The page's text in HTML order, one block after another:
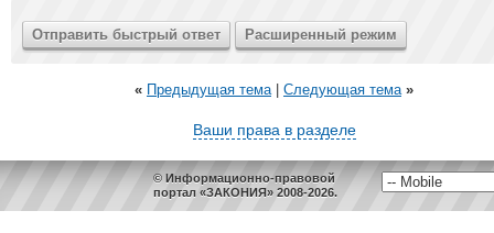
« Предыдущая тема| Следующая тема »
Ваши права в разделе
© Информационно-правовой
портал «ЗАКОНИЯ» 2008-2026.